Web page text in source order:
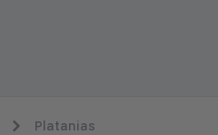
Platanias